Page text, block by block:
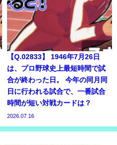
【Q.02833】 1946年7月26日
は、プロ野球史上最短時間で試
合が終わった日。 今年の同月同
日に行われる試合で、一番試合
時間が短い対戦カードは？
2026.07.16